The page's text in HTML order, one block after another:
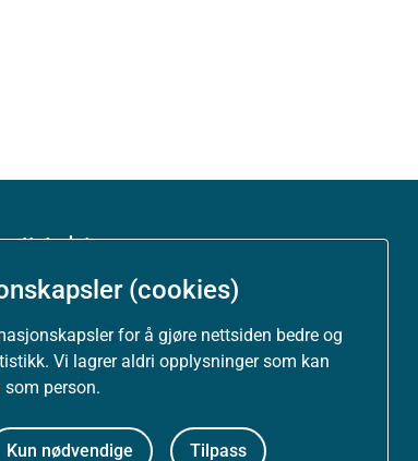
(cookies)
for å gjøre nettsiden bedre og
Vi lagrer aldri opplysninger som kan
person.
Kun nødvendige Tilpass
(uustatus.no)